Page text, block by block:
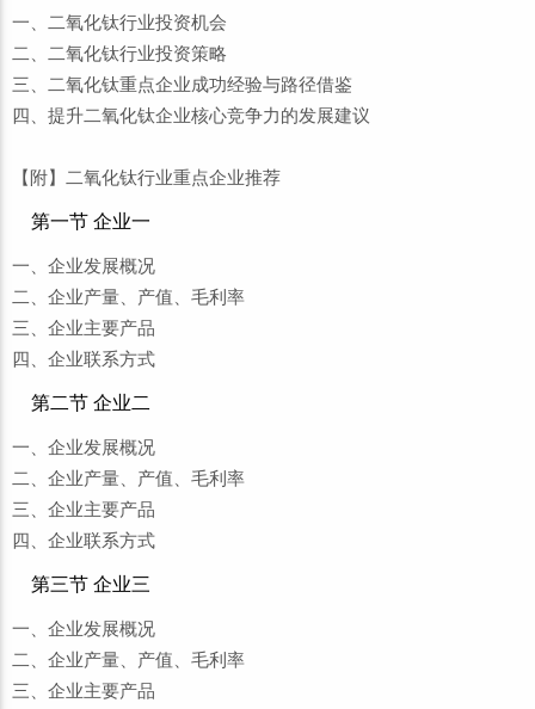
一、二氧化钛行业投资机会
二、二氧化钛行业投资策略
三、二氧化钛重点企业成功经验与路径借鉴
四、提升二氧化钛企业核心竞争力的发展建议
【附】二氧化钛行业重点企业推荐
第一节 企业一
一、企业发展概况
二、企业产量、产值、毛利率
三、企业主要产品
四、企业联系方式
第二节 企业二
一、企业发展概况
二、企业产量、产值、毛利率
三、企业主要产品
四、企业联系方式
第三节 企业三
一、企业发展概况
二、企业产量、产值、毛利率
三、企业主要产品